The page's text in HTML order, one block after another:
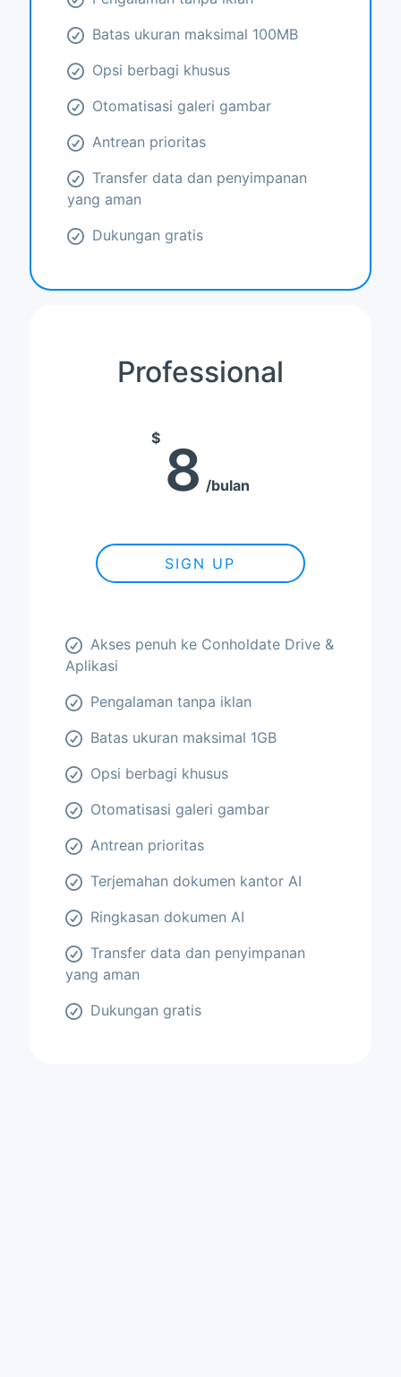
Batas ukuran maksimal 100MB
Opsi berbagi khusus
Otomatisasi galeri gambar
Antrean prioritas
Transfer data dan penyimpanan
yang aman
Dukungan gratis
Professional
$ 8 bulan
SIGN UP
Akses penuh ke Conholdate Drive &
Aplikasi
Pengalaman tanpa iklan
Batas ukuran maksimal 1GB
Opsi berbagi khusus
Otomatisasi galeri gambar
Antrean prioritas
Terjemahan dokumen kantor AI
Ringkasan dokumen AI
Transfer data dan penyimpanan
yang aman
Dukungan gratis